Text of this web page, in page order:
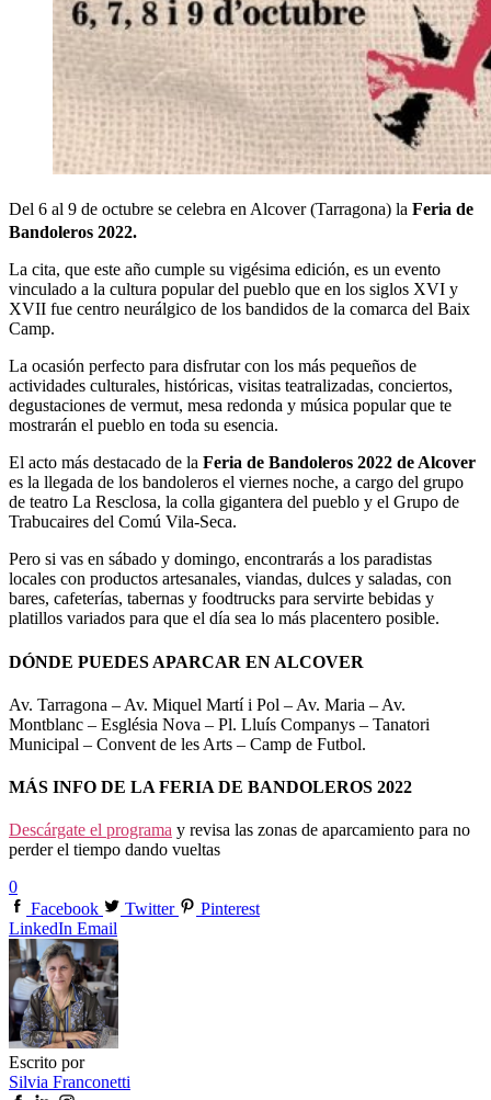
Del 6 al 9 de octubre se celebra en Alcover (Tarragona) la Feria de
Bandoleros 2022.
La cita, que este año cumple su vigésima edición, es un evento
vinculado a la cultura popular del pueblo que en los siglos XVI y
XVII fue centro neurálgico de los bandidos de la comarca del Baix
Camp.
La ocasión perfecto para disfrutar con los más pequeños de
actividades culturales, históricas, visitas teatralizadas, conciertos,
degustaciones de vermut, mesa redonda y música popular que te
mostrarán el pueblo en toda su esencia.
El acto más destacado de la Feria de Bandoleros 2022 de Alcover
es la llegada de los bandoleros el viernes noche, a cargo del grupo
de teatro La Resclosa, la colla gigantera del pueblo y el Grupo de
Trabucaires del Comú Vila-Seca.
Pero si vas en sábado y domingo, encontrarás a los paradistas
locales con productos artesanales, viandas, dulces y saladas, con
bares, cafeterías, tabernas y foodtrucks para servirte bebidas y
platillos variados para que el día sea lo más placentero posible.
DÓNDE PUEDES APARCAR EN ALCOVER
Av. Tarragona – Av. Miquel Martí i Pol – Av. Maria – Av.
Montblanc – Església Nova – Pl. Lluís Companys – Tanatori
Municipal – Convent de les Arts – Camp de Futbol.
MÁS INFO DE LA FERIA DE BANDOLEROS 2022
Descárgate el programa y revisa las zonas de aparcamiento para no
perder el tiempo dando vueltas
0
Facebook
Twitter
Pinterest
LinkedIn Email
Escrito por
Silvia Franconetti